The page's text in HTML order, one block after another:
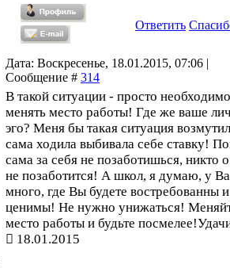
Ответить
Дата: Воскресенье, 18.01.2015, 07:06 |
Сообщение # 314
В такой ситуации - просто необходимо
менять место работы! Где же ваше
эго? Меня бы такая ситуация
сама ходила выбивала себе ставку!
сама за себя не позаботишься, никто
не позаботится! А школ, я думаю, у
много, где Вы будете востребованны и
ценимы! Не нужно унижаться!
место работы и будьте
18.01.2015